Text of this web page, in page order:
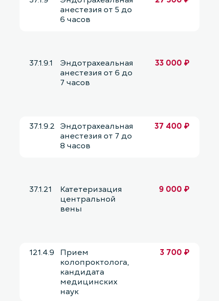
анестезия от 5 до
6 часов
37.1.9.1
Эндотрахеальная
анестезия от 6 до
7 часов
33 000 ₽
37.1.9.2 Эндотрахеальная
анестезия от 7 до
8 часов
37 400 ₽
37.1.21
Катетеризация
центральной
вены
9 000 ₽
121.4.9
Прием
колопроктолога,
кандидата
медицинских
наук
3 700 ₽